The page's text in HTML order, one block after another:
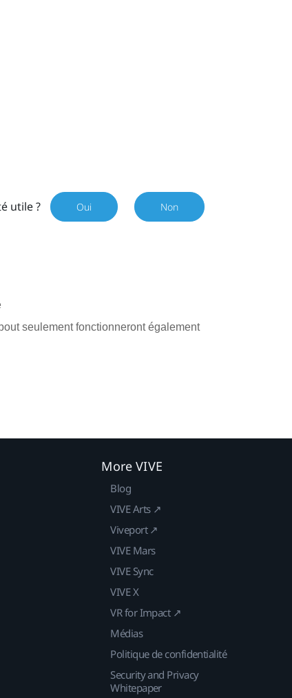
utile ? Oui Non
seulement fonctionneront également
More VIVE
Blog
VIVE Arts ↗
Viveport ↗
VIVE Mars
VIVE Sync
VIVE X
VR for Impact ↗
Médias
Politique de confidentialité
Security and Privacy
Whitepaper